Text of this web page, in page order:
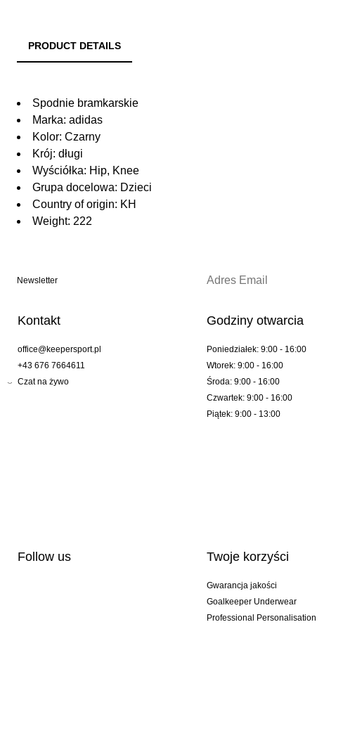
PRODUCT DETAILS
Spodnie bramkarskie
Marka: adidas
Kolor: Czarny
Krój: długi
Wyściółka: Hip, Knee
Grupa docelowa: Dzieci
Country of origin: KH
Weight: 222
Newsletter
Kontakt
office@keepersport.pl
+43 676 7664611
Czat na żywo
Godziny otwarcia
Poniedziałek: 9:00 - 16:00
Wtorek: 9:00 - 16:00
Środa: 9:00 - 16:00
Czwartek: 9:00 - 16:00
Piątek: 9:00 - 13:00
Follow us Twoje korzyści
Gwarancja jakości
Goalkeeper Underwear
Professional Personalisation